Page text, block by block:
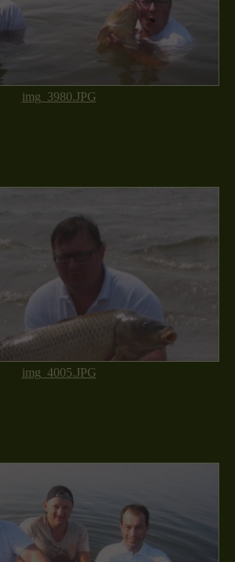
img_3980.JPG
img_4005.JPG